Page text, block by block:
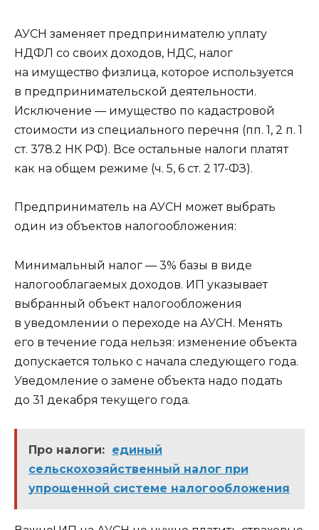
АУСН заменяет предпринимателю уплату
НДФЛ со своих доходов, НДС, налог
на имущество физлица, которое используется
в предпринимательской деятельности.
Исключение — имущество по кадастровой
стоимости из специального перечня (пп. 1, 2 п. 1
ст. 378.2 НК РФ). Все остальные налоги платят
как на общем режиме (ч. 5, 6 ст. 2 17-ФЗ).
Предприниматель на АУСН может выбрать
один из объектов налогообложения:
Минимальный налог — 3% базы в виде
налогооблагаемых доходов. ИП указывает
выбранный объект налогообложения
в уведомлении о переходе на АУСН. Менять
его в течение года нельзя: изменение объекта
допускается только с начала следующего года.
Уведомление о замене объекта надо подать
до 31 декабря текущего года.
Про налоги: единый
сельскохозяйственный налог при
упрощенной системе налогообложения